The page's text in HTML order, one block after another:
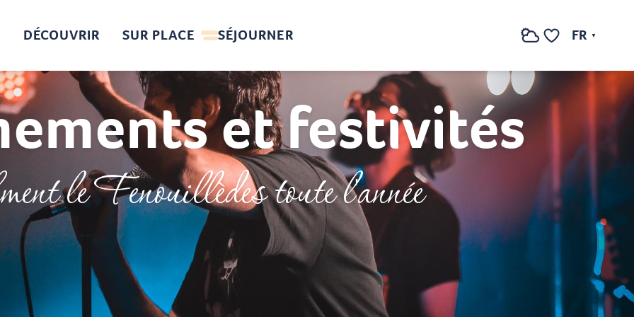
Recherche FR
DÉCOUVRIR SUR PLACE SÉJOURNER
et festivités
le Fenouillèdes toute l'année